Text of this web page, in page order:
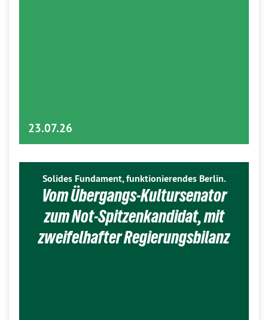
23.07.26
Solides Fundament, funktionierendes Berlin.
Vom Übergangs-Kultursenator
zum Not-Spitzenkandidat, mit
zweifelhafter Regierungsbilanz